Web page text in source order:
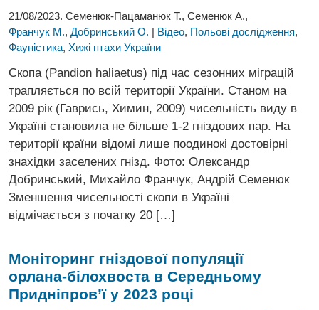
21/08/2023. Семенюк-Пацаманюк Т., Семенюк А.,
Франчук М., Добринський О. | Відео, Польові дослідження,
Фауністика, Хижі птахи України
Скопа (Pandion haliaetus) під час сезонних міграцій
трапляється по всій території України. Станом на
2009 рік (Гаврись, Химин, 2009) чисельність виду в
Україні становила не більше 1-2 гніздових пар. На
території країни відомі лише поодинокі достовірні
знахідки заселених гнізд. Фото: Олександр
Добринський, Михайло Франчук, Андрій Семенюк
Зменшення чисельності скопи в Україні
відмічається з початку 20 […]
Моніторинг гніздової популяції
орлана-білохвоста в Середньому
Придніпров’ї у 2023 році